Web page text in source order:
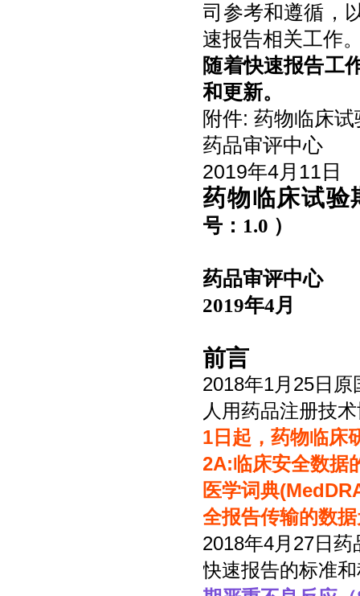
司参考和遵循，
速报告相关工作
随着快速报告工
和更新。
附件: 药物临床
药品审评中心
2019年4月11日
药物临床试验
号： 1.0 ）
药品审评中心
2019年4月
前言
2018年1月25日
人用药品注册技
1日起，药物临床
2A:临床安全数据
医学词典
全报告传输的数
2018年4月27日
快速报告的标准